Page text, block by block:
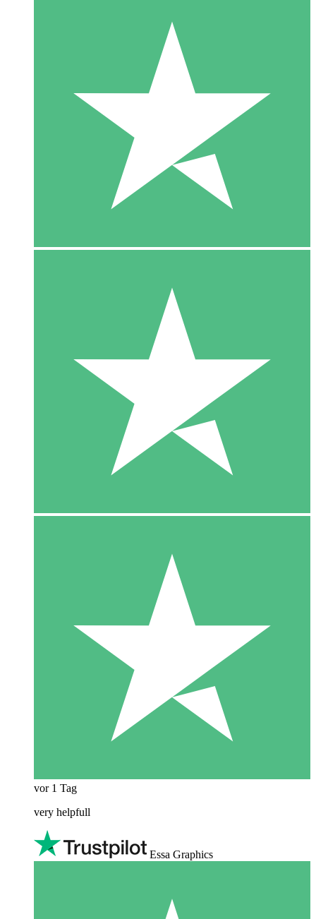
vor 1 Tag
very helpfull
Essa Graphics